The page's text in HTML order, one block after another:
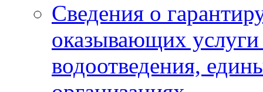
Сведения о
оказывающих
водоотведения,